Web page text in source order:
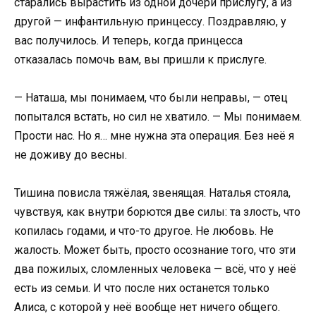
другой — инфантильную принцессу. Поздравляю, у
вас получилось. И теперь, когда принцесса
отказалась помочь вам, вы пришли к прислуге.
— Наташа, мы понимаем, что были неправы, — отец
попытался встать, но сил не хватило. — Мы понимаем.
Прости нас. Но я… мне нужна эта операция. Без неё я
не доживу до весны.
Тишина повисла тяжёлая, звенящая. Наталья стояла,
чувствуя, как внутри борются две силы: та злость, что
копилась годами, и что-то другое. Не любовь. Не
жалость. Может быть, просто осознание того, что эти
два пожилых, сломленных человека — всё, что у неё
есть из семьи. И что после них останется только
Алиса, с которой у неё вообще нет ничего общего.